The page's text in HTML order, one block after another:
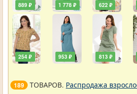
889 ₽
254 ₽
1 778 ₽
953 ₽
622 ₽
813 ₽
189 ТОВАРОВ. Распродажа